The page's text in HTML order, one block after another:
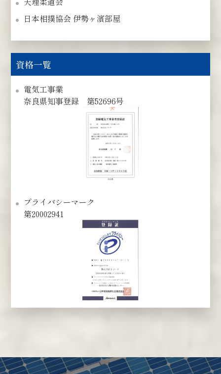
日本相撲協会 伊勢ヶ濱部屋
資格一覧
電気工事業
奈良県知事登録 第52696号
プライバシーマーク
第20002941